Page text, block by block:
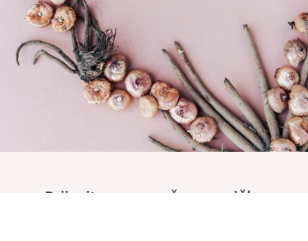
Prijavite se na naše e-novičke